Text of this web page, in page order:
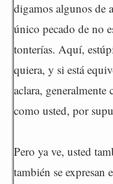
digamos algunos de
único pecado de no
tonterías. Aquí,
quiera, y si está
aclara,
como usted, por
Pero ya ve, usted
también se expresan